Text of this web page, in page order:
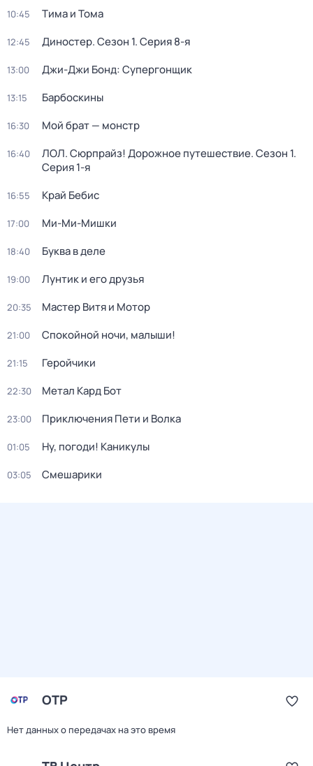
10:45 Тима и Тома
12:45 Диностер. Сезон 1. Серия 8-я
13:00 Джи-Джи Бонд: Супергонщик
13:15 Барбоскины
16:30 Мой брат — монстр
16:40 ЛОЛ. Сюрпрайз! Дорожное путешествие. Сезон 1.
Серия 1-я
16:55 Край Бебис
17:00 Ми-Ми-Мишки
18:40 Буква в деле
19:00 Лунтик и его друзья
20:35 Мастер Витя и Мотор
21:00 Спокойной ночи, малыши!
21:15 Геройчики
22:30 Метал Кард Бот
23:00 Приключения Пети и Волка
01:05 Ну, погоди! Каникулы
03:05 Смешарики
ОТР
Нет данных о передачах на это время